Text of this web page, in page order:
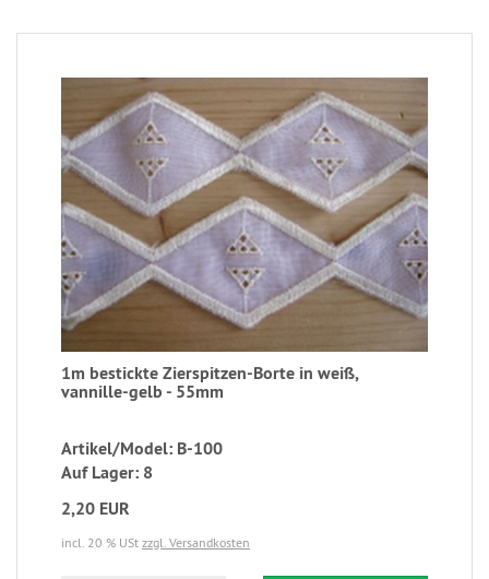
1m bestickte Zierspitzen-Borte in weiß,
vannille-gelb - 55mm
Artikel/Model: B-100
Auf Lager: 8
2,20 EUR
incl. 20 % USt zzgl. Versandkosten